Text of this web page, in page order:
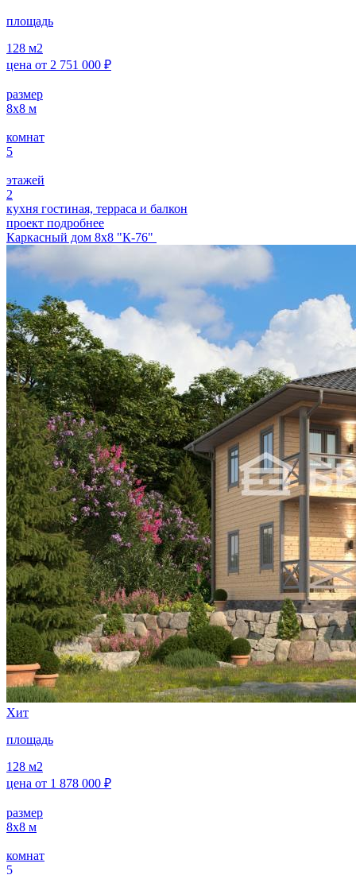
площадь
128 м2
цена от 2 751 000 ₽
размер
8х8 м
комнат
5
этажей
2
кухня гостиная, терраса и балкон
проект подробнее
Каркасный дом 8х8 "К-76"
Хит
площадь
128 м2
цена от 1 878 000 ₽
размер
8х8 м
комнат
5